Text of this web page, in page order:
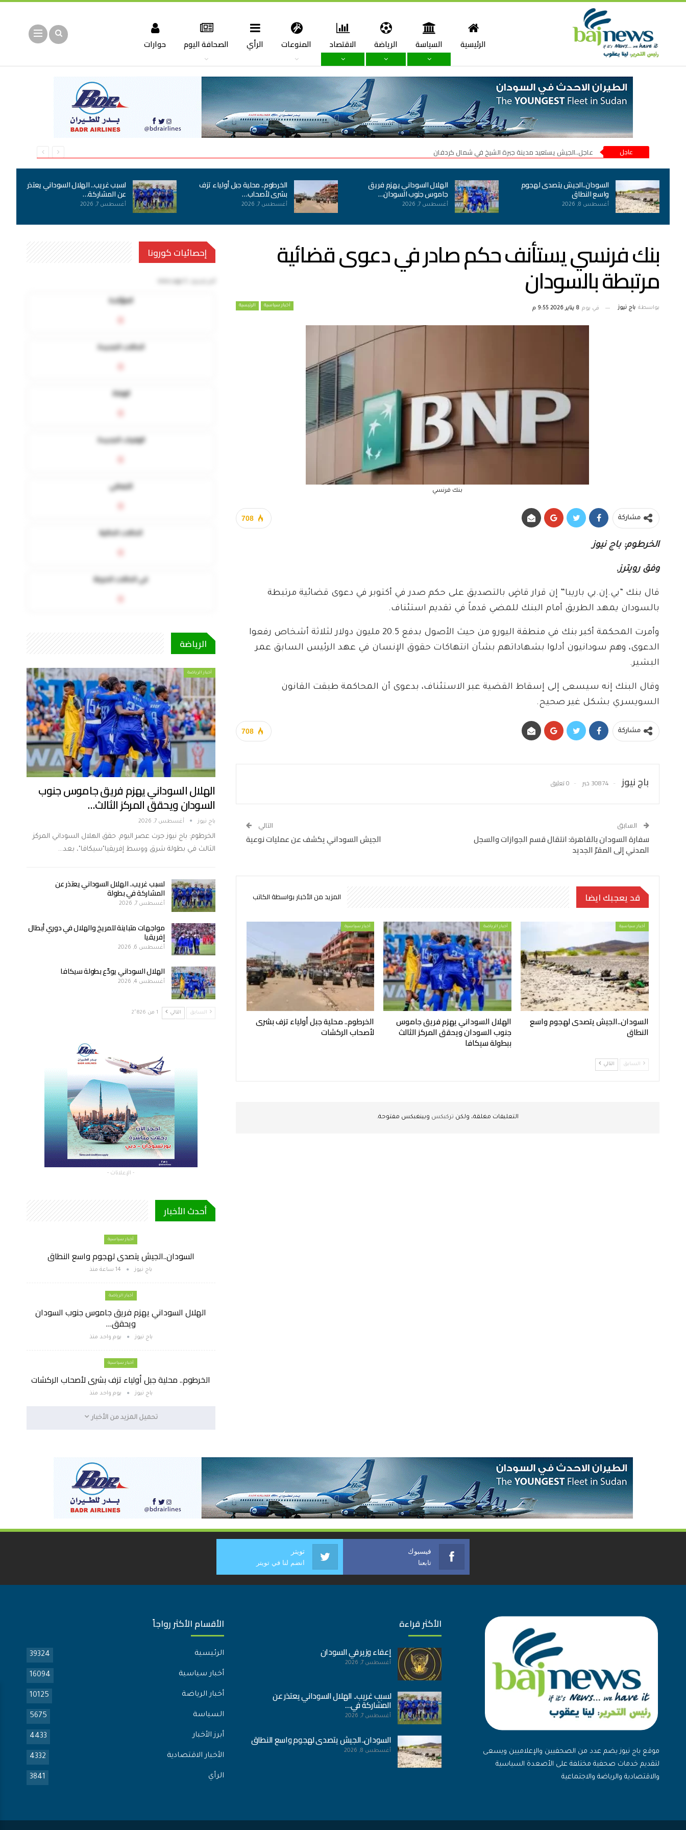
الرئيسية السياسة الرياضة الاقتصاد المنوعات الرأي الصحافة اليوم حوارات
عاجل عاجل..الجيش يستعيد مدينة جبرة الشيخ في شمال كردفان
السودان..الجيش يتصدى لهجوم
واسع النطاق
أغسطس 8, 2026
الهلال السوداني يهزم فريق
جاموس جنوب السودان…
أغسطس 7, 2026
الخرطوم.. محلية جبل أولياء تزف
بشرى لأصحاب…
أغسطس 7, 2026
لسبب غريب.. الهلال السوداني يعتذر
عن المشاركة…
أغسطس 7, 2026
بنك فرنسي يستأنف حكم صادر في دعوى قضائية
مرتبطة بالسودان
أخبار سياسية الرئيسية بواسطة باج نيوز في يوم 8 يناير 2026 9:55 م
بنك فرنسي
708 مشاركة
الخرطوم: باج نيوز
وفق رويترز.
قال بنك “بي.إن.بي باريبا” إن قرار قاضٍ بالتصديق على حكم صدر في أكتوبر في دعوى قضائية مرتبطة
بالسودان يمهد الطريق أمام البنك للمضي قدماً في تقديم استئناف.
وأمرت المحكمة أكبر بنك في منطقة اليورو من حيث الأصول بدفع 20.5 مليون دولار لثلاثة أشخاص رفعوا
الدعوى، وهم سودانيون أدلوا بشهاداتهم بشأن انتهاكات حقوق الإنسان في عهد الرئيس السابق عمر
البشير.
وقال البنك إنه سيسعى إلى إسقاط القضية عبر الاستئناف، بدعوى أن المحاكمة طبقت القانون
السويسري بشكل غير صحيح.
708 مشاركة
باج نيوز 30874 خبر 0 تعليق
السابق
سفارة السودان بالقاهرة: انتقال قسم الجوازات والسجل
المدني إلى المقرّ الجديد
التالي
الجيش السوداني يكشف عن عمليات نوعية
قد يعجبك ايضا المزيد من الأخبار بواسطة الكاتب
أخبار سياسية
السودان..الجيش يتصدى لهجوم واسع
النطاق
أخبار الرياضة
الهلال السوداني يهزم فريق جاموس
جنوب السودان ويحقق المركز الثالث
ببطولة سيكافا
أخبار سياسية
الخرطوم.. محلية جبل أولياء تزف بشرى
لأصحاب الركشات
السابق التالي
التعليقات مغلقة، ولكن تركبكس وبينغبكس مفتوحة.
إحصائيات كورونا
التعافي
في الحالات الحرجة
الرياضة
أخبار الرياضة
الهلال السوداني يهزم فريق جاموس جنوب
السودان ويحقق المركز الثالث…
باج نيوز أغسطس 7, 2026
الخرطوم: باج نيوز جرت عصر اليوم. حقق الهلال السوداني المركز
الثالث في بطولة شرق ووسط إفريقيا"سيكافا"، بعد…
لسبب غريب.. الهلال السوداني يعتذر عن
المشاركة في بطولة
أغسطس 7, 2026
مواجهات متباينة للمريخ والهلال في دوري أبطال
إفريقيا
أغسطس 6, 2026
الهلال السوداني يودّع بطولة سيكافا
أغسطس 4, 2026
السابق التالي 1 من 2٬826
- الإعلانات -
أحدث الأخبار
أخبار سياسية
السودان..الجيش يتصدى لهجوم واسع النطاق
باج نيوز 14 ساعة منذ
أخبار الرياضة
الهلال السوداني يهزم فريق جاموس جنوب السودان
ويحقق…
باج نيوز يوم واحد منذ
أخبار سياسية
الخرطوم.. محلية جبل أولياء تزف بشرى لأصحاب الركشات
باج نيوز يوم واحد منذ
تحميل المزيد من الأخبار
فيسبوك
تابعنا
تويتر
انضم لنا في تويتر
موقع باج نيوز يضم عدد من الصحفيين والإعلاميين ويسعى
لتقديم خدمات صحفية مختلفة على الأصعدة السياسية
والاقتصادية والرياضة والاجتماعية
الأكثر قراءة
إعفاء وزير في السودان
أغسطس 7, 2026
لسبب غريب.. الهلال السوداني يعتذر عن
المشاركة في…
أغسطس 7, 2026
السودان..الجيش يتصدى لهجوم واسع النطاق
أغسطس 8, 2026
الأقسام الأكثر رواجاً
الرئيسية 39324
أخبار سياسية 16094
أخبار الرياضة 10125
السياسة 5675
أبرز الأخبار 4433
الأخبار الاقتصادية 4332
الرأي 3841